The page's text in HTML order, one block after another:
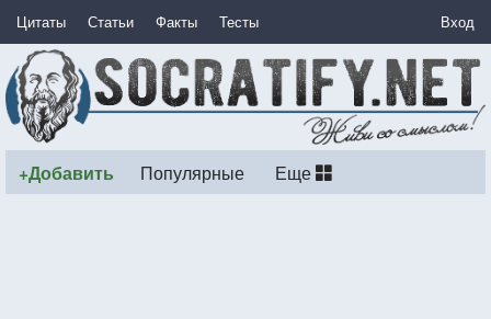
Цитаты Статьи Факты Тесты Вход
+Добавить Популярные Еще